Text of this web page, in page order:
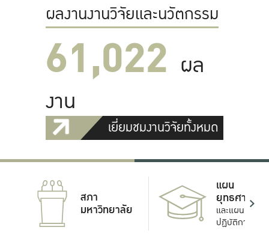
ผลงานงานวิจัยและนวัตกรรม
61,022 ผล
งาน
เยี่ยมชมงานวิจัยทั้งหมด
สภา
มหาวิทยาลัย
แผน
ยุทธศาสตร์
และแผน
ปฏิบัติการ